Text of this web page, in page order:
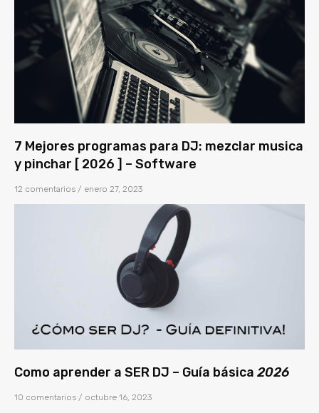
7 Mejores programas para DJ: mezclar musica
y pinchar [ 2026 ] – Software
12 comentarios enero 27, 2023
Como aprender a SER DJ – Guía básica 2026
10 comentarios octubre 16, 2023